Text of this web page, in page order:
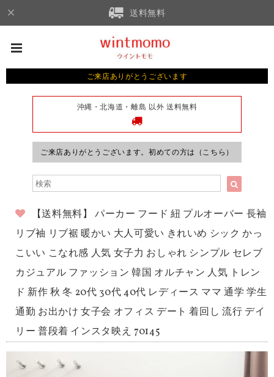
送料無料
ご来店ありがとうございます
沖縄・北海道・離島 以外 送料無料
ご来店ありがとうございます。初めての方は（こちら）
【送料無料】 パーカー フード 紐 プルオーバー 長袖
リブ袖 リブ裾 暖かい 大人可愛い きれいめ シック かっ
こいい こなれ感 人気 女子力 おしゃれ シンプル セレブ
カジュアル ファッション 韓国 オルチャン 人気 トレン
ド 新作 秋 冬 20代 30代 40代 レディース ママ 通学 学生
通勤 お出かけ 女子会 オフィス デート 着回し 流行 デイ
リー 普段着 インスタ映え 70145